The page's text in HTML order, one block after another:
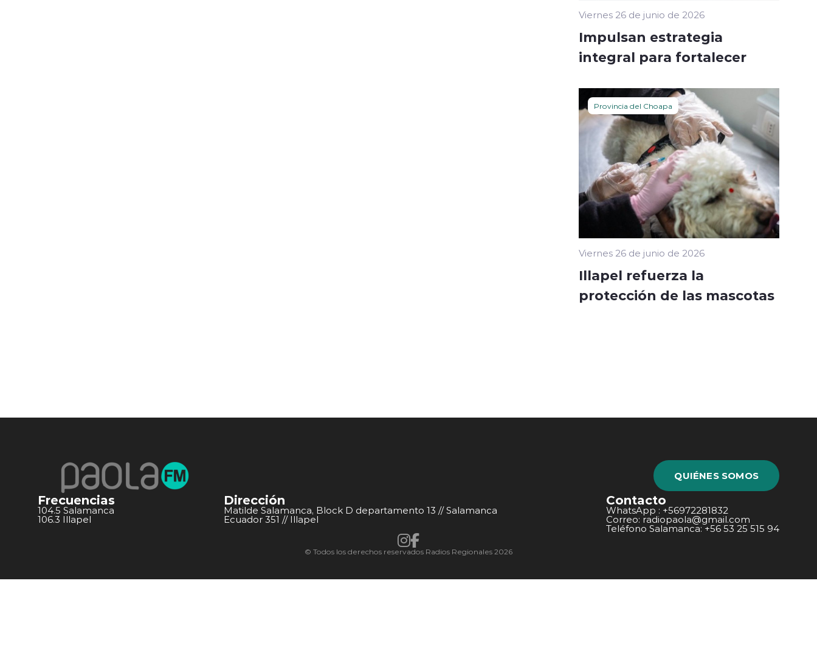
Viernes 26 de junio de 2026
Impulsan estrategia
integral para fortalecer
Provincia del Choapa
Viernes 26 de junio de 2026
Illapel refuerza la
protección de las mascotas
QUIÉNES SOMOS
Frecuencias
104.5 Salamanca
106.3 Illapel
Dirección
Matilde Salamanca, Block D departamento 13 // Salamanca
Ecuador 351 // Illapel
Contacto
WhatsApp : +56972281832
Correo: radiopaola@gmail.com
Teléfono Salamanca: +56 53 25 515 94
© Todos los derechos reservados Radios Regionales 2026